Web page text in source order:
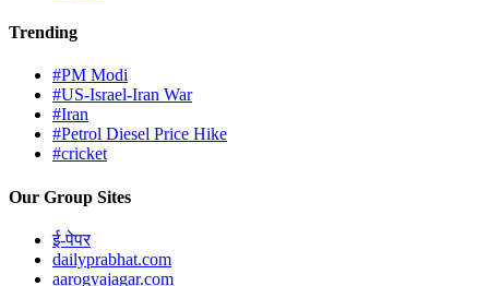
Trending
#PM Modi
#US-Israel-Iran War
#Iran
#Petrol Diesel Price Hike
#cricket
Our Group Sites
ई-पेपर
dailyprabhat.com
aarogyajagar.com